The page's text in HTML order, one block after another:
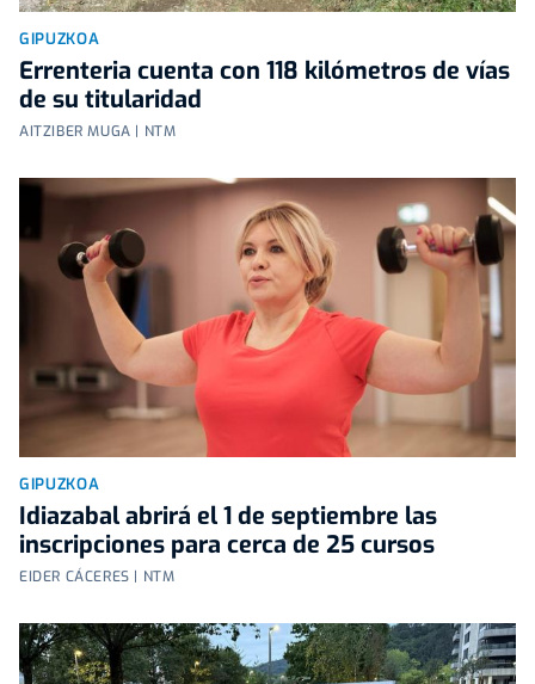
GIPUZKOA
Errenteria cuenta con 118 kilómetros de vías
de su titularidad
AITZIBER MUGA | NTM
GIPUZKOA
Idiazabal abrirá el 1 de septiembre las
inscripciones para cerca de 25 cursos
EIDER CÁCERES | NTM